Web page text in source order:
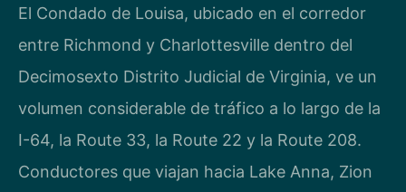
El Condado de Louisa, ubicado en el corredor
entre Richmond y Charlottesville dentro del
Decimosexto Distrito Judicial de Virginia, ve un
volumen considerable de tráfico a lo largo de la
I-64, la Route 33, la Route 22 y la Route 208.
Conductores que viajan hacia Lake Anna, Zion